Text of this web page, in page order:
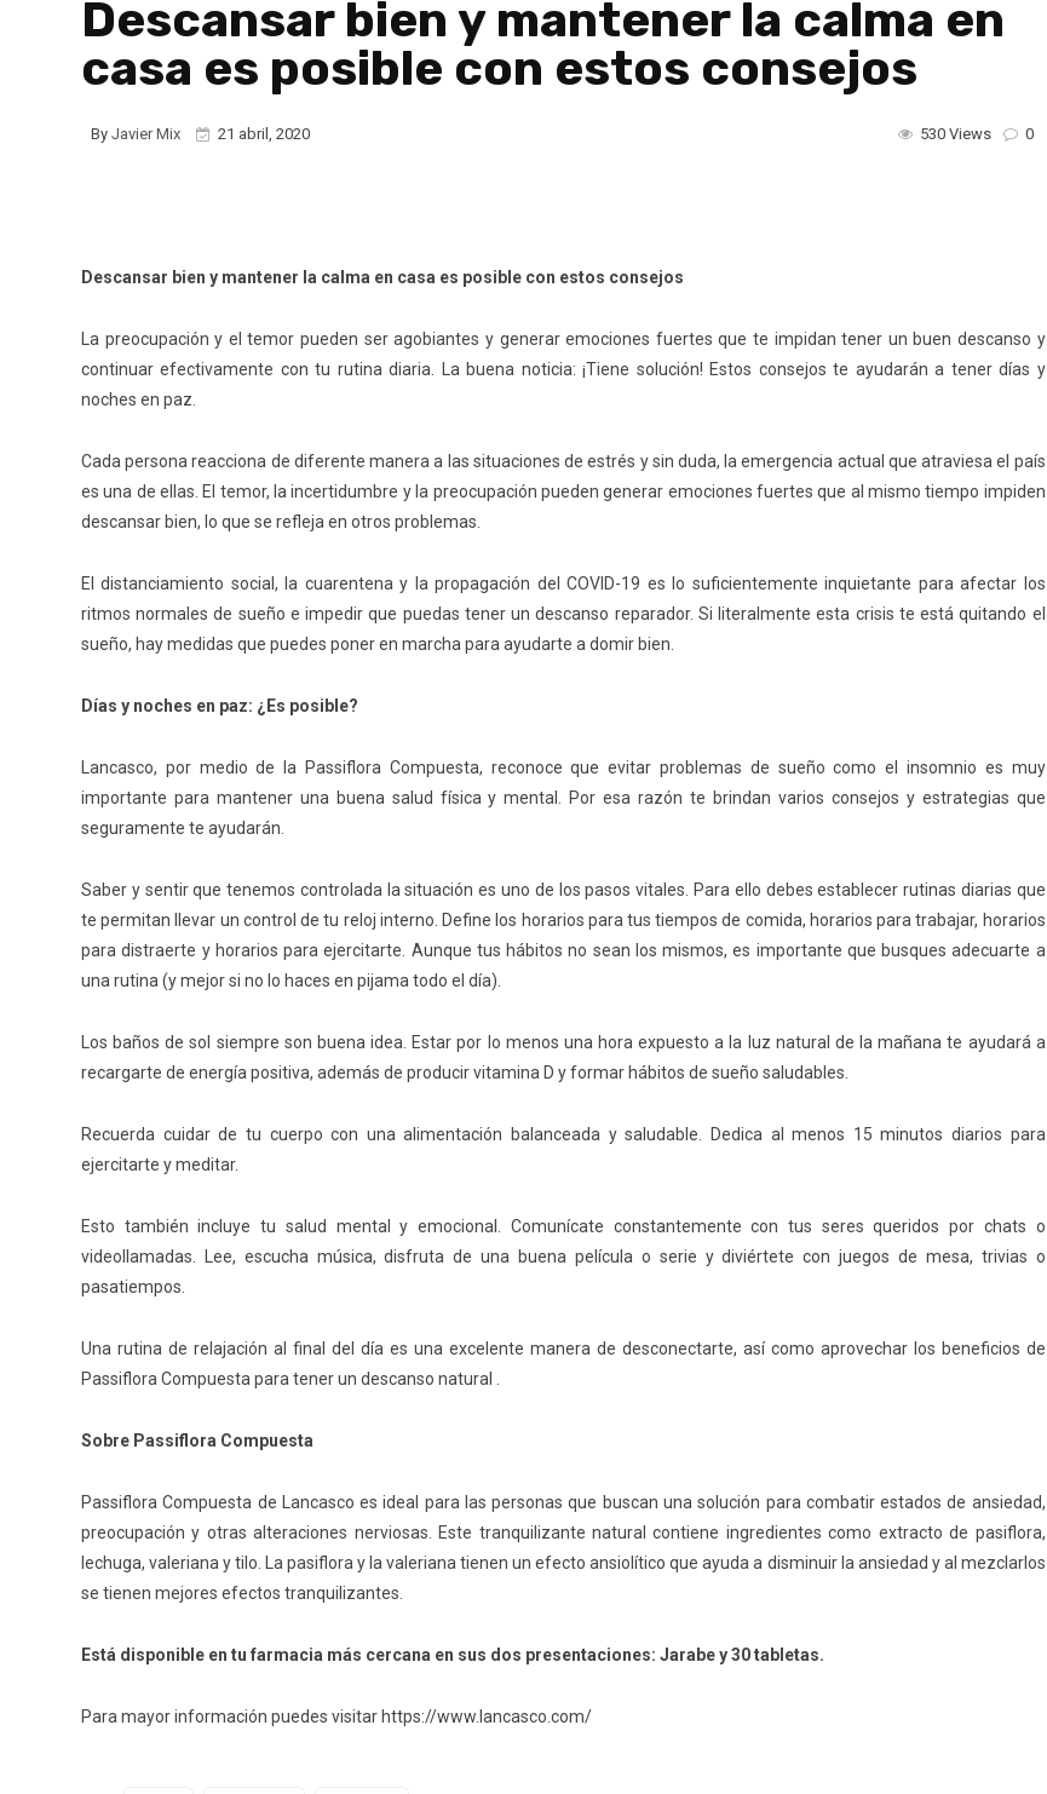
Descansar bien y mantener la calma en
casa es posible con estos consejos
By Javier Mix 21 abril, 2020 0
530 Views
Descansar bien y mantener la calma en casa es posible con estos consejos
La preocupación y el temor pueden ser agobiantes y generar emociones fuertes que te impidan tener un buen descanso y
continuar efectivamente con tu rutina diaria. La buena noticia: ¡Tiene solución! Estos consejos te ayudarán a tener días y
noches en paz.
Cada persona reacciona de diferente manera a las situaciones de estrés y sin duda, la emergencia actual que atraviesa el país
es una de ellas. El temor, la incertidumbre y la preocupación pueden generar emociones fuertes que al mismo tiempo impiden
descansar bien, lo que se refleja en otros problemas.
El distanciamiento social, la cuarentena y la propagación del COVID-19 es lo suficientemente inquietante para afectar los
ritmos normales de sueño e impedir que puedas tener un descanso reparador. Si literalmente esta crisis te está quitando el
sueño, hay medidas que puedes poner en marcha para ayudarte a domir bien.
Días y noches en paz: ¿Es posible?
Lancasco, por medio de la Passiflora Compuesta, reconoce que evitar problemas de sueño como el insomnio es muy
importante para mantener una buena salud física y mental. Por esa razón te brindan varios consejos y estrategias que
seguramente te ayudarán.
Saber y sentir que tenemos controlada la situación es uno de los pasos vitales. Para ello debes establecer rutinas diarias que
te permitan llevar un control de tu reloj interno. Define los horarios para tus tiempos de comida, horarios para trabajar, horarios
para distraerte y horarios para ejercitarte. Aunque tus hábitos no sean los mismos, es importante que busques adecuarte a
una rutina (y mejor si no lo haces en pijama todo el día).
Los baños de sol siempre son buena idea. Estar por lo menos una hora expuesto a la luz natural de la mañana te ayudará a
recargarte de energía positiva, además de producir vitamina D y formar hábitos de sueño saludables.
Recuerda cuidar de tu cuerpo con una alimentación balanceada y saludable. Dedica al menos 15 minutos diarios para
ejercitarte y meditar.
Esto también incluye tu salud mental y emocional. Comunícate constantemente con tus seres queridos por chats o
videollamadas. Lee, escucha música, disfruta de una buena película o serie y diviértete con juegos de mesa, trivias o
pasatiempos.
Una rutina de relajación al final del día es una excelente manera de desconectarte, así como aprovechar los beneficios de
Passiflora Compuesta para tener un descanso natural .
Sobre Passiflora Compuesta
Passiflora Compuesta de Lancasco es ideal para las personas que buscan una solución para combatir estados de ansiedad,
preocupación y otras alteraciones nerviosas. Este tranquilizante natural contiene ingredientes como extracto de pasiflora,
lechuga, valeriana y tilo. La pasiflora y la valeriana tienen un efecto ansiolítico que ayuda a disminuir la ansiedad y al mezclarlos
se tienen mejores efectos tranquilizantes.
Está disponible en tu farmacia más cercana en sus dos presentaciones: Jarabe y 30 tabletas.
Para mayor información puedes visitar https://www.lancasco.com/